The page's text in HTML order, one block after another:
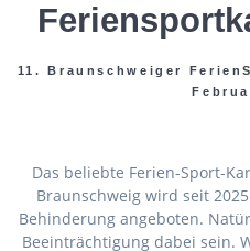
11. Braunschweiger
Das beliebte Ferien-Sport-
Braunschweig wird seit
Behinderung angeboten.
Beeinträchtigung dabei sein.